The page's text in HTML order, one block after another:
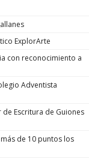
ExplorArte
con reconocimiento a
Adventista
Escritura de Guiones
de 10 puntos los